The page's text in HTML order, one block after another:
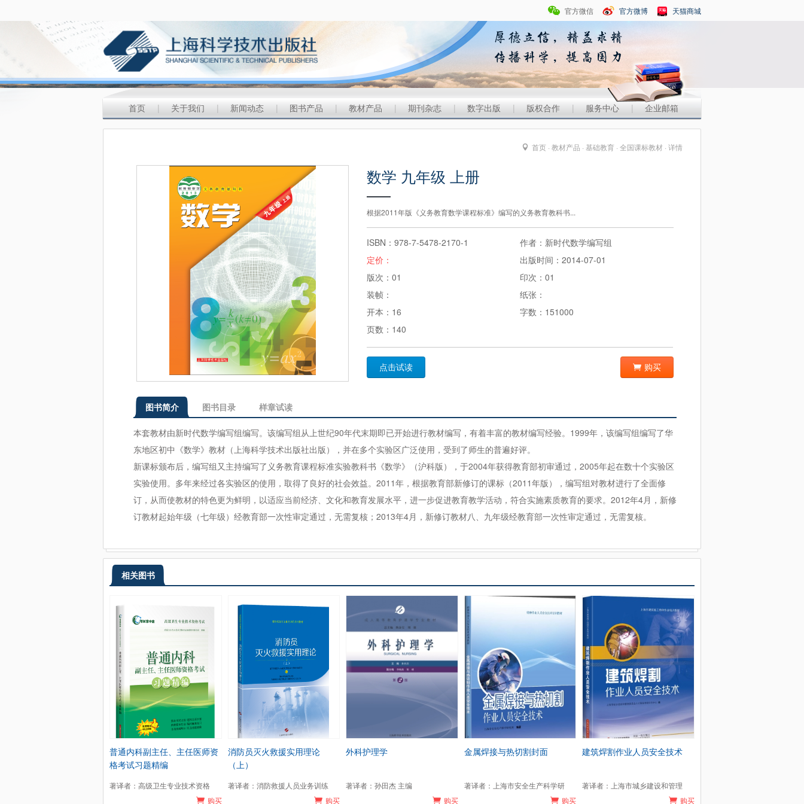
官方微信 官方微博 天猫商城
首页 | 关于我们 | 新闻动态 | 图书产品 | 教材产品 | 期刊杂志 | 数字出版 | 版权合作 | 服务中心 | 企业邮箱
首页 · 教材产品 · 基础教育 · 全国课标教材 · 详情
数学 九年级 上册
根据2011年版《义务教育数学课程标准》编写的义务教育教科书...
ISBN：978-7-5478-2170-1
作者：新时代数学编写组
定价：
出版时间：2014-07-01
版次：01
印次：01
装帧：
纸张：
开本：16
字数：151000
页数：140
点击试读 购买
图书简介 图书目录 样章试读
本套教材由新时代数学编写组编写。该编写组从上世纪90年代末期即已开始进行教材编写，有着丰富的教材编写经验。1999年，该编写组编写了华
东地区初中《数学》教材（上海科学技术出版社出版），并在多个实验区广泛使用，受到了师生的普遍好评。
新课标颁布后，编写组又主持编写了义务教育课程标准实验教科书《数学》（沪科版），于2004年获得教育部初审通过，2005年起在数十个实验区
实验使用。多年来经过各实验区的使用，取得了良好的社会效益。2011年，根据教育部新修订的课标（2011年版），编写组对教材进行了全面修
订，从而使教材的特色更为鲜明，以适应当前经济、文化和教育发展水平，进一步促进教育教学活动，符合实施素质教育的要求。2012年4月，新修
订教材起始年级（七年级）经教育部一次性审定通过，无需复核；2013年4月，新修订教材八、九年级经教育部一次性审定通过，无需复核。
相关图书
普通内科副主任、主任医师资
格考试习题精编
著译者：高级卫生专业技术资格
购买
消防员灭火救援实用理论
（上）
著译者：消防救援人员业务训练
购买
外科护理学
著译者：孙田杰 主编
购买
金属焊接与热切割封面
著译者：上海市安全生产科学研
购买
建筑焊割作业人员安全技术
著译者：上海市城乡建设和管理
购买